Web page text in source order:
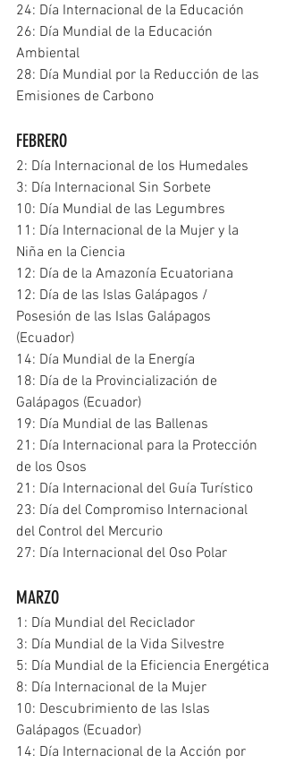
24: Día Internacional de la Educación
26: Día Mundial de la Educación
Ambiental
28: Día Mundial por la Reducción de las
Emisiones de Carbono
FEBRERO
2: Día Internacional de los Humedales
3: Día Internacional Sin Sorbete
10: Día Mundial de las Legumbres
11: Día Internacional de la Mujer y la
Niña en la Ciencia
12: Día de la Amazonía Ecuatoriana
12: Día de las Islas Galápagos /
Posesión de las Islas Galápagos
(Ecuador)
14: Día Mundial de la Energía
18: Día de la Provincialización de
Galápagos (Ecuador)
19: Día Mundial de las Ballenas
21: Día Internacional para la Protección
de los Osos
21: Día Internacional del Guía Turístico
23: Día del Compromiso Internacional
del Control del Mercurio
27: Día Internacional del Oso Polar
MARZO
1: Día Mundial del Reciclador
3: Día Mundial de la Vida Silvestre
5: Día Mundial de la Eficiencia Energética
8: Día Internacional de la Mujer
10: Descubrimiento de las Islas
Galápagos (Ecuador)
14: Día Internacional de la Acción por